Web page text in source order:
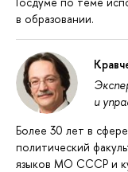
в образовании.
и
Более 30 лет в
политический
языков МО СССР и